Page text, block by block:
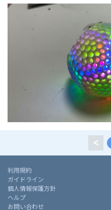
利用規約
ガイドライン
個人情報保護方針
ヘルプ
お問い合わせ